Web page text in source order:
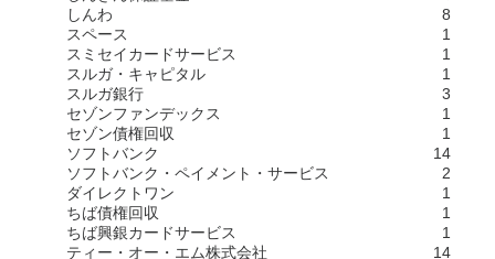
しんわ
8
スペース
1
スミセイカードサービス
1
スルガ・キャピタル
1
スルガ銀行
3
セゾンファンデックス
1
セゾン債権回収
1
ソフトバンク
14
ソフトバンク・ペイメント・サービス
2
ダイレクトワン
1
ちば債権回収
1
ちば興銀カードサービス
1
ティー・オー・エム株式会社
14